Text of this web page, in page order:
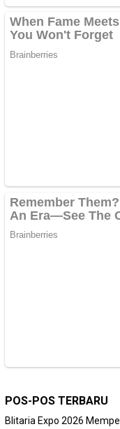
POS-POS TERBARU
Blitaria Expo 2026